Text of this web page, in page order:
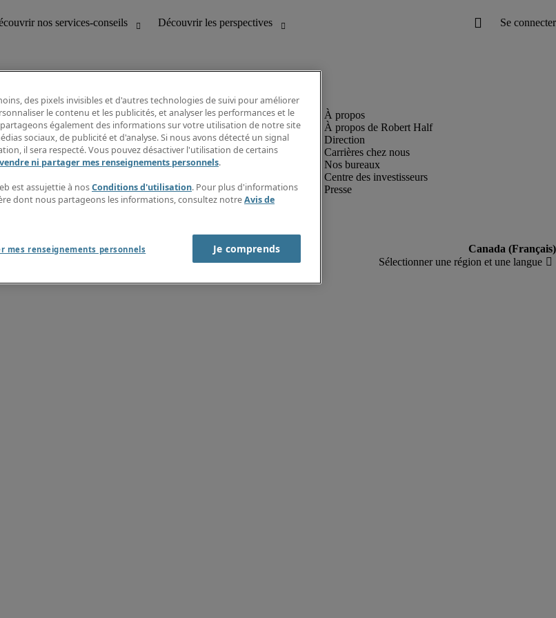
Découvrir les perspectives
Répertoire d’emplois
Guide salarial
Rapports de temps
Contactez-nous
À propos de Robert Half
Direction
Carrières chez nous
Nos bureaux
Centre des investisseurs
Presse
moderne
des pixels invisibles et d'autres technologies de suivi pour améliorer
le contenu et les publicités, et analyser les performances et le
également des informations sur votre utilisation de notre site
sociaux, de publicité et d'analyse. Si nous avons détecté un signal
il sera respecté. Vous pouvez désactiver l'utilisation de certains
ni partager mes renseignements personnels.
est assujettie à nosConditions d'utilisation. Pour plus d'informations
dont nous partageons les informations, consultez notreAvis de
mes renseignements personnels Je comprends